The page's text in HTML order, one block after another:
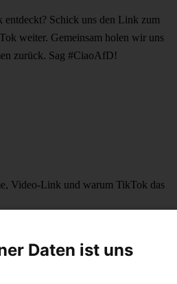
Schick uns den Link zum
weiter. Gemeinsam holen wir uns
zurück. Sag #CiaoAfD!
Video-Link und warum TikTok das
Daten ist uns